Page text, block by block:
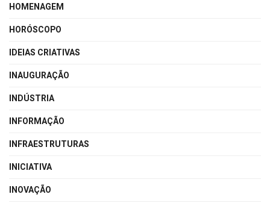
HOMENAGEM
HORÓSCOPO
IDEIAS CRIATIVAS
INAUGURAÇÃO
INDÚSTRIA
INFORMAÇÃO
INFRAESTRUTURAS
INICIATIVA
INOVAÇÃO